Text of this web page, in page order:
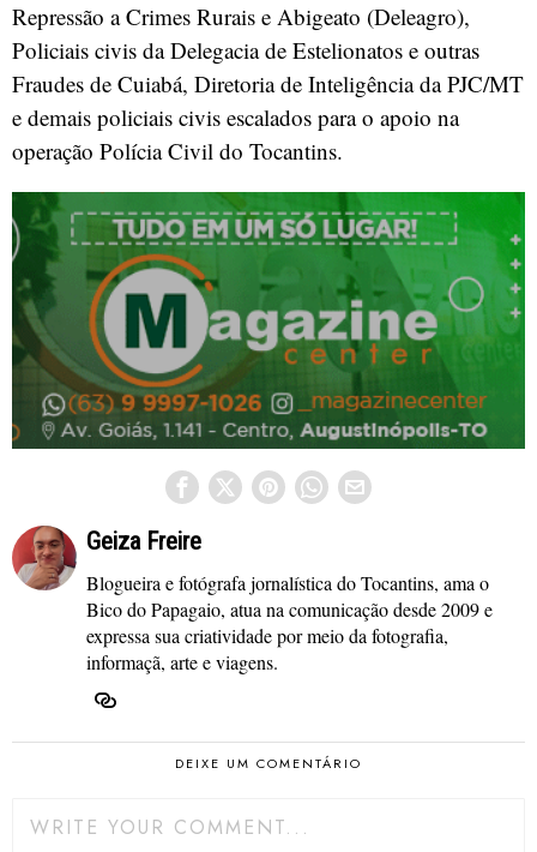
Repressão a Crimes Rurais e Abigeato (Deleagro),
Policiais civis da Delegacia de Estelionatos e outras
Fraudes de Cuiabá, Diretoria de Inteligência da PJC/MT
e demais policiais civis escalados para o apoio na
operação Polícia Civil do Tocantins.
Geiza Freire
Blogueira e fotógrafa jornalística do Tocantins, ama o
Bico do Papagaio, atua na comunicação desde 2009 e
expressa sua criatividade por meio da fotografia,
informaçã, arte e viagens.
DEIXE UM COMENTÁRIO